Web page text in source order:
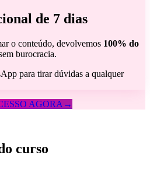
de 7 dias
o conteúdo, devolvemos 100% do
burocracia.
para tirar dúvidas a qualquer
AGORA →
curso